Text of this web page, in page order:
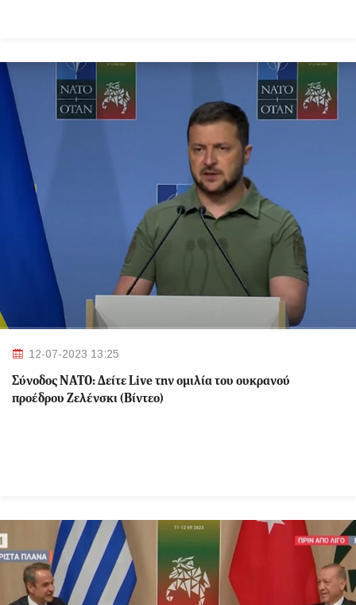
12-07-2023 13:25
Σύνοδος ΝΑΤΟ: Δείτε Live την ομιλία του ουκρανού
προέδρου Ζελένσκι (Βίντεο)